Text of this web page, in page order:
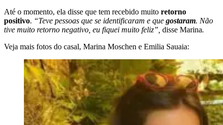
Até o momento, ela disse que tem recebido muito retorno
positivo. “Teve pessoas que se identificaram e que gostaram. Não
tive muito retorno negativo, eu fiquei muito feliz”, disse Marina.
Veja mais fotos do casal, Marina Moschen e Emilia Sauaia: